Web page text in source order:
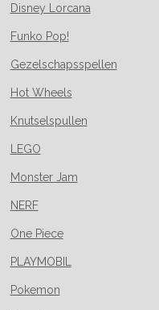
Disney Lorcana
Funko Pop!
Gezelschapsspellen
Hot Wheels
Knutselspullen
LEGO
Monster Jam
NERF
One Piece
PLAYMOBIL
Pokemon